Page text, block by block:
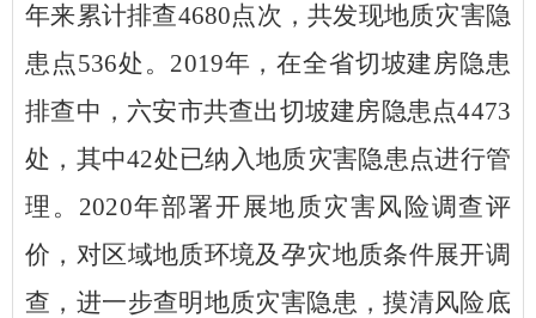
年来累计排查4680点次，共发现地质灾害隐
患点536处。2019年，在全省切坡建房隐患
排查中，六安市共查出切坡建房隐患点4473
处，其中42处已纳入地质灾害隐患点进行管
理。2020年部署开展地质灾害风险调查评
价，对区域地质环境及孕灾地质条件展开调
查，进一步查明地质灾害隐患，摸清风险底